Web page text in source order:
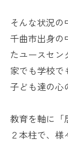
そんな状況の
千曲市出身の
たユースセン
家でも学校で
子ども達の心
教育を軸に「
２本柱で、